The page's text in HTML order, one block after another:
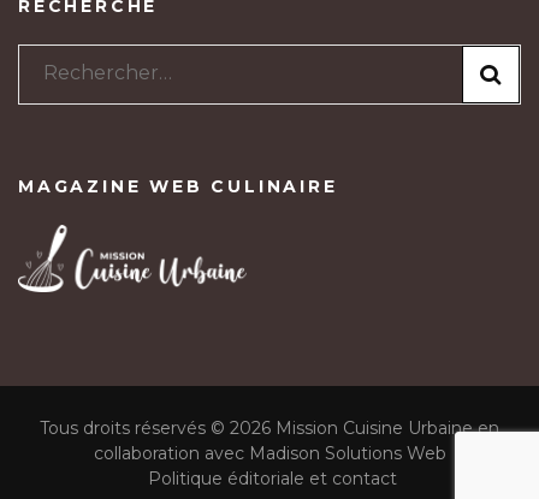
RECHERCHE
Rechercher :
MAGAZINE WEB CULINAIRE
Tous droits réservés © 2026 Mission Cuisine Urbaine en
collaboration avec Madison Solutions Web
Politique éditoriale et contact